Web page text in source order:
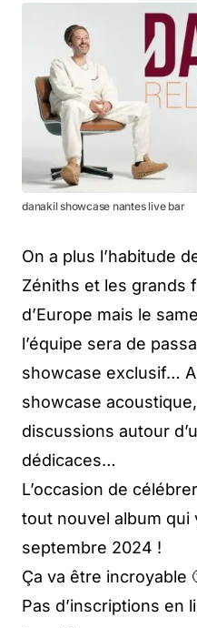
danakil showcase nantes live bar
On a plus l’habitude
Zéniths et les grands
d’Europe mais le
l’équipe sera de
showcase exclusif…
showcase
discussions autour
dédicaces…
L’occasion de
tout nouvel album qui
septembre 2024 !
Ça va être incroyable
Pas d’inscriptions en